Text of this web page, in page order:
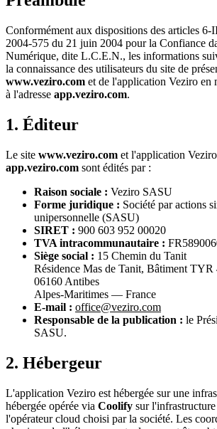
Conformément aux dispositions des articles 6-
2004-575 du 21 juin 2004 pour la Confiance
Numérique, dite L.C.E.N., les informations
la connaissance des utilisateurs du site de
www.veziro.com et de l'application Veziro en
à l'adresse app.veziro.com.
1. Éditeur
Le site www.veziro.com et l'application
app.veziro.com sont édités par :
Raison sociale : Veziro SASU
Forme juridique : Société par actions
unipersonnelle (SASU)
SIRET : 900 603 952 00020
TVA intracommunautaire :
Siège social : 15 Chemin du Tanit
Résidence Mas de Tanit, Bâtiment TYR
06160 Antibes
Alpes-Maritimes — France
E-mail : office@veziro.com
Responsable de la publication : le
SASU.
2. Hébergeur
L'application Veziro est hébergée sur une
hébergée opérée via Coolify sur
l'opérateur cloud choisi par la société. Les